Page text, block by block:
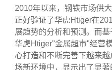
2010年以来，钢铁市场供
正好验证了华虎Htiger在
展趋势的分析和预测。而
华虎Htiger"金属超市"经营
心打造和不断完善下越来
场新环境中，显示出了显